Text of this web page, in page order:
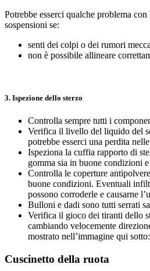
Potrebbe esserci qualche problema
sospensioni se:
senti dei colpi o dei rumori
non è possibile allineare
3. Ispezione dello sterzo
Controlla sempre tutti i
Verifica il livello del liquido del
potrebbe esserci una perdita
Ispeziona la cuffia rapporto di
gomma sia in buone condizioni e
Controlla le coperture
buone condizioni. Eventuali
possono corroderle e causarne
Bulloni e dadi sono tutti serrati
Verifica il gioco dei tiranti dello
cambiando velocemente
mostrato nell’immagine qui sotto:
Cuscinetto della ruota